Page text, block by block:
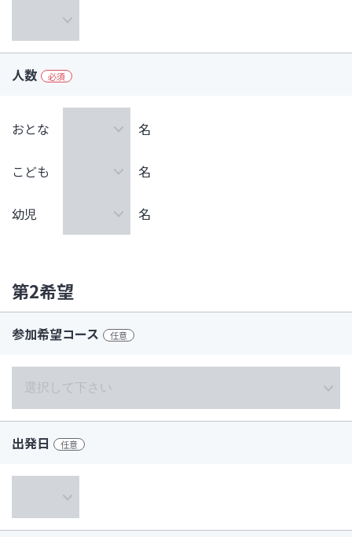
人数 必須
おとな 名
こども 名
幼児 名
第2希望
参加希望コース 任意
出発日 任意